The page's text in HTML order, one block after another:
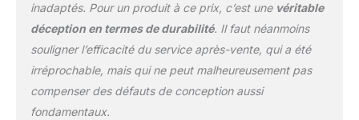
Beau et pratique
L'évier adopte un design
étagé unique, plaçant
intelligemment le bac de
drainage et la planche à
découper dans le même
inadaptés. Pour un produit à ce prix, c’est une véritable
déception en termes de durabilité. Il faut néanmoins
souligner l’efficacité du service après-vente, qui a été
irréprochable, mais qui ne peut malheureusement pas
compenser des défauts de conception aussi
fondamentaux.